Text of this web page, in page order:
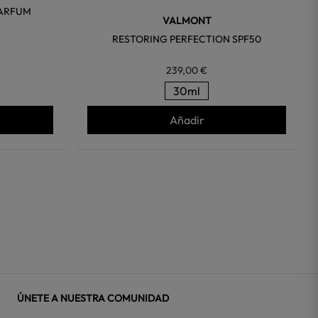
VALMONT
RESTORING PERFECTION SPF50
239,00 €
30ml
Añadir
ÚNETE A NUESTRA COMUNIDAD